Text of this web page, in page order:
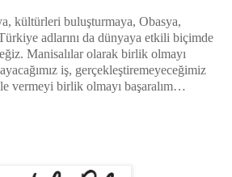
kültürleri buluşturmaya, Obasya,
adlarını da dünyaya etkili biçimde
Manisalılar olarak birlik olmayı
iş, gerçekleştiremeyeceğimiz
vermeyi birlik olmayı başaralım…